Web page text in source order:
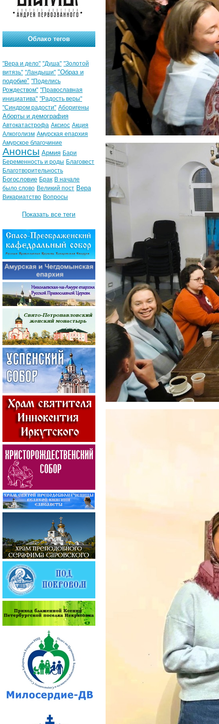
Облако тегов
"Вера и дело" "Душа" "Золотой
витязь" "Ландыши" "Образ и
подобие" "Поделись
Рождеством" "Православная
инициатива" "Радость веры"
"Синдром радости" Аборигены
Аборты и демография
Автокатастрофа Аксиос Акция
Алкоголизм Амурская епархия
Амурское благочиние
Анонсы Армия Бари
Беременность и роды Благовест
Благотворительность
Богословие Брак В начале
было слово Великий пост Вера
Викариатство Вопросы
Показать все теги